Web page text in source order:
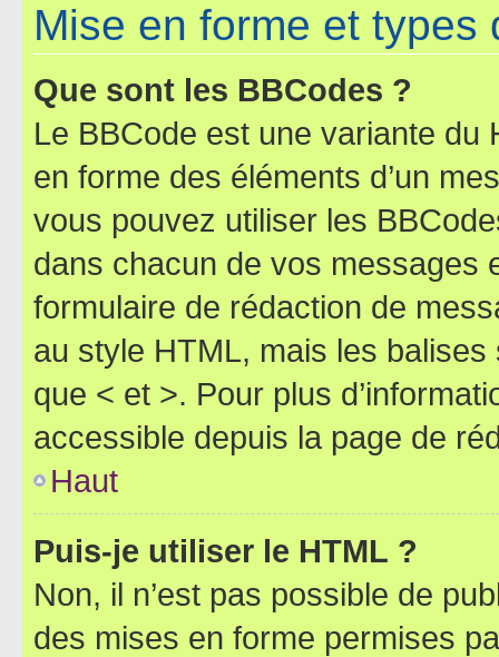
Mise en forme et types
Que sont les BBCodes ?
Le BBCode est une variante du
en forme des éléments d’un
vous pouvez utiliser les
dans chacun de vos messages
formulaire de rédaction de
au style HTML, mais les
que < et >. Pour plus
accessible depuis la page de
Haut
Puis-je utiliser le HTML ?
Non, il n’est pas possible de
des mises en forme permises